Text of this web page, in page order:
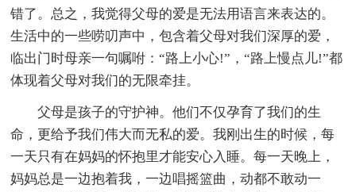
错了。总之，我觉得父母的爱是无法用语言来表达的。
生活中的一些唠叨声中，包含着父母对我们深厚的爱，
临出门时母亲一句嘱咐：“路上小心!”，“路上慢点儿!”都
体现着父母对我们的无限牵挂。
父母是孩子的守护神。他们不仅孕育了我们的生
命，更给予我们伟大而无私的爱。我刚出生的时候，每
一天只有在妈妈的怀抱里才能安心入睡。每一天晚上，
妈妈总是一边抱着我，一边唱摇篮曲，动都不敢动一